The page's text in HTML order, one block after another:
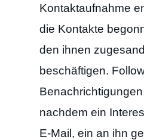
Kontaktaufnahme
die Kontakte
den ihnen
beschäftigen.
nachdem ein
E-Mail, ein an ihn